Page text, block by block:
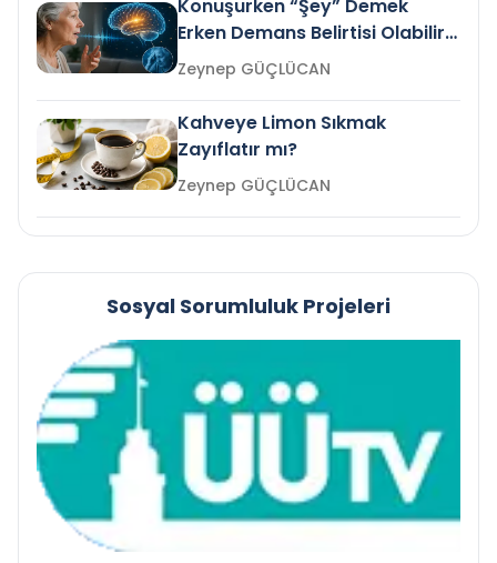
Konuşurken “Şey” Demek
Erken Demans Belirtisi Olabilir
mi?
Zeynep GÜÇLÜCAN
Kahveye Limon Sıkmak
Zayıflatır mı?
Zeynep GÜÇLÜCAN
Sosyal Sorumluluk Projeleri